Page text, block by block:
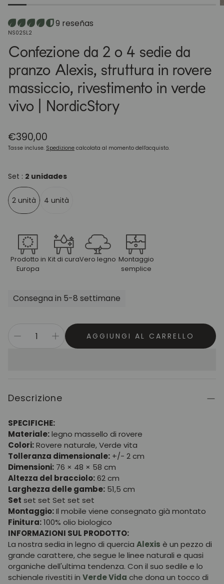
9 reseñas
SKU:
NS02SL2
Confezione da 2 o 4 sedie da
pranzo Alexis, struttura in rovere
massiccio, rivestimento in verde
vivo | NordicStory
Prezzo
normale
€390,00
Tasse incluse. Spedizione calcolata al momento dell'acquisto.
Set : 2 unidades
2 unità 4 unità
Prodotto in
Europa
Kit di curaVero legno Montaggio
semplice
Consegna in 5-8 settimane
AGGIUNGI AL CARRELLO
Descrizione
SPECIFICHE:
Materiale:legno massello di rovere
Colori:Rovere naturale, Verde vita
Tolleranza dimensionale: +/- 2 cm
Dimensioni: 76 × 48 × 58 cm
Altezza del bracciolo:62 cm
Larghezza delle gambe: 51,5 cm
Set set set Set set set
Montaggio:Il mobile viene consegnato già montato
Finitura:100% olio biologico
INFORMAZIONI SUL PRODOTTO:
La nostra sedia in legno di quercia Alexis è un pezzo di
grande carattere, che segue le linee naturali e quasi
organiche dell'ultima tendenza. Con il suo sedile e lo
schienale rivestiti in Verde Vida che dona un tocco di